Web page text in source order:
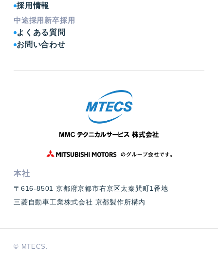
本社
〒616-8501 京都府京都市右京区太秦巽町1番地
三菱自動車工業株式会社 京都製作所構内
採用情報
中途採用 新卒採用
よくある質問
お問い合わせ
© MTECS.